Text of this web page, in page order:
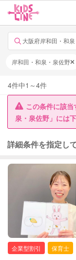
大阪府岸和田・和
岸和田・和泉・泉佐野
4件中1 ～4件
この条件に該
泉・泉佐野」には
詳細条件を指定し
企業型割引
保育士